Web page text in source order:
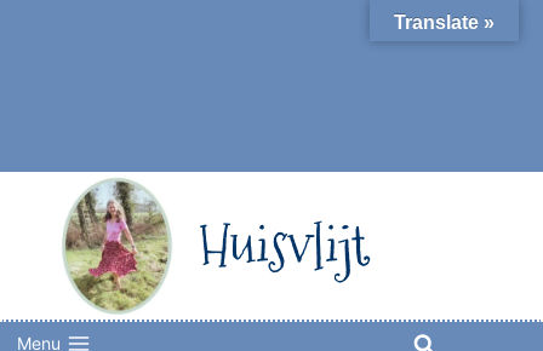
Huisvlijt
Menu
Translate »